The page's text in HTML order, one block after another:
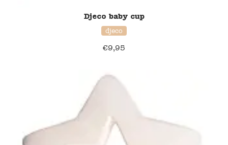
Djeco baby cup
djeco
€9,95